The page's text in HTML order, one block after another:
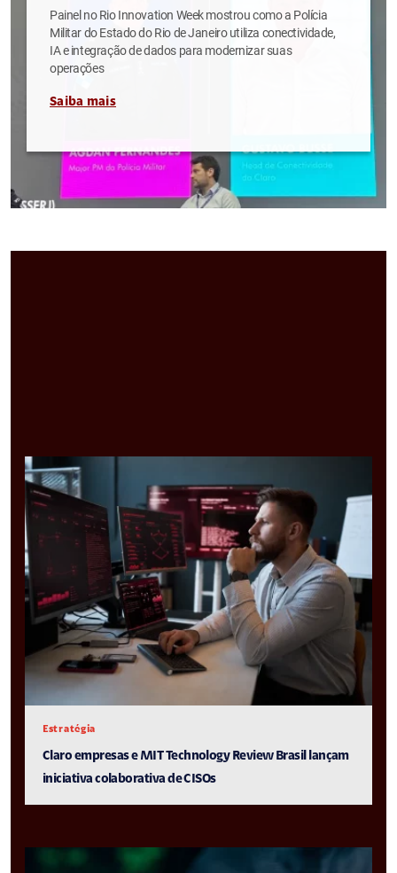
Painel no Rio Innovation Week mostrou como a Polícia
Militar do Estado do Rio de Janeiro utiliza conectividade,
IA e integração de dados para modernizar suas
operações
Saiba mais
Estratégia
Claro empresas e MIT Technology Review Brasil lançam
iniciativa colaborativa de CISOs